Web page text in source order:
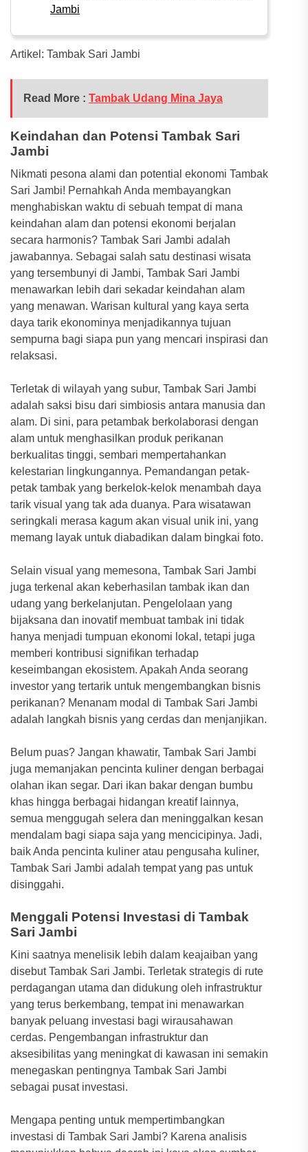
Jambi
Artikel: Tambak Sari Jambi
Read More : Tambak Udang Mina Jaya
Keindahan dan Potensi Tambak Sari
Jambi
Nikmati pesona alami dan potential ekonomi Tambak
Sari Jambi! Pernahkah Anda membayangkan
menghabiskan waktu di sebuah tempat di mana
keindahan alam dan potensi ekonomi berjalan
secara harmonis? Tambak Sari Jambi adalah
jawabannya. Sebagai salah satu destinasi wisata
yang tersembunyi di Jambi, Tambak Sari Jambi
menawarkan lebih dari sekadar keindahan alam
yang menawan. Warisan kultural yang kaya serta
daya tarik ekonominya menjadikannya tujuan
sempurna bagi siapa pun yang mencari inspirasi dan
relaksasi.
Terletak di wilayah yang subur, Tambak Sari Jambi
adalah saksi bisu dari simbiosis antara manusia dan
alam. Di sini, para petambak berkolaborasi dengan
alam untuk menghasilkan produk perikanan
berkualitas tinggi, sembari mempertahankan
kelestarian lingkungannya. Pemandangan petak-
petak tambak yang berkelok-kelok menambah daya
tarik visual yang tak ada duanya. Para wisatawan
seringkali merasa kagum akan visual unik ini, yang
memang layak untuk diabadikan dalam bingkai foto.
Selain visual yang memesona, Tambak Sari Jambi
juga terkenal akan keberhasilan tambak ikan dan
udang yang berkelanjutan. Pengelolaan yang
bijaksana dan inovatif membuat tambak ini tidak
hanya menjadi tumpuan ekonomi lokal, tetapi juga
memberi kontribusi signifikan terhadap
keseimbangan ekosistem. Apakah Anda seorang
investor yang tertarik untuk mengembangkan bisnis
perikanan? Menanam modal di Tambak Sari Jambi
adalah langkah bisnis yang cerdas dan menjanjikan.
Belum puas? Jangan khawatir, Tambak Sari Jambi
juga memanjakan pencinta kuliner dengan berbagai
olahan ikan segar. Dari ikan bakar dengan bumbu
khas hingga berbagai hidangan kreatif lainnya,
semua menggugah selera dan meninggalkan kesan
mendalam bagi siapa saja yang mencicipinya. Jadi,
baik Anda pencinta kuliner atau pengusaha kuliner,
Tambak Sari Jambi adalah tempat yang pas untuk
disinggahi.
Menggali Potensi Investasi di Tambak
Sari Jambi
Kini saatnya menelisik lebih dalam keajaiban yang
disebut Tambak Sari Jambi. Terletak strategis di rute
perdagangan utama dan didukung oleh infrastruktur
yang terus berkembang, tempat ini menawarkan
banyak peluang investasi bagi wirausahawan
cerdas. Pengembangan infrastruktur dan
aksesibilitas yang meningkat di kawasan ini semakin
menegaskan pentingnya Tambak Sari Jambi
sebagai pusat investasi.
Mengapa penting untuk mempertimbangkan
investasi di Tambak Sari Jambi? Karena analisis